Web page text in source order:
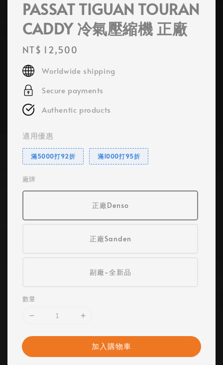
PASSAT TIGUAN TOURAN
CADDY 冷氣壓縮機 正廠
Regular
price
NT$ 12,500
Worldwide shipping
Secure payments
Authentic products
適用優惠
滿5000打92折 滿1000打95折
廠牌
正廠Denso
正廠Sanden
副廠-全新品
數量
加入購物車